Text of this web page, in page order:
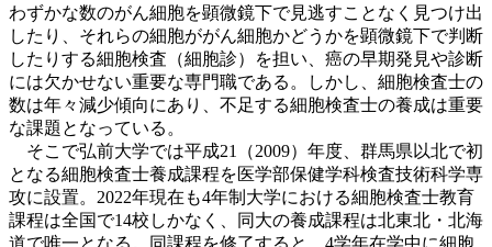
わずかな数のがん細胞を顕微鏡下で見逃すことなく見つけ出
したり、それらの細胞ががん細胞かどうかを顕微鏡下で判断
したりする細胞検査（細胞診）を担い、癌の早期発見や診断
には欠かせない重要な専門職である。しかし、細胞検査士の
数は年々減少傾向にあり、不足する細胞検査士の養成は重要
な課題となっている。
そこで弘前大学では平成21（2009）年度、群馬県以北で初
となる細胞検査士養成課程を医学部保健学科検査技術科学専
攻に設置。2022年現在も4年制大学における細胞検査士教育
課程は全国で14校しかなく、同大の養成課程は北東北・北海
道で唯一となる。同課程を修了すると、4学年在学中に細胞